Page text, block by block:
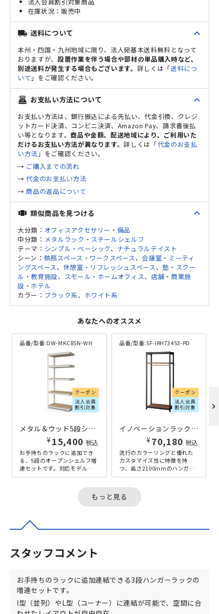
販売中
local_shipping 送料について expand_less
本州・四国・九州地域に限り、法人宛基本送料無料となって
おりますが、 設置作業を伴う場合や部材の単品購入時など、
別途送料が発生する場合もございます。 詳しくは「送料につ
いて 」をご確認ください。
point_of_sale お支払い方法について expand_less
お支払い方法は、銀行振込による先払い、代金引換、クレジ
ットカード決済、コンビニ決済、Amazon Pay、請求書後払
い等となります。商品や金額、配送地域により、ご利用いた
だけるお支払い方法が異なります。詳しくは「代金のお支払
い方法 」をご確認ください。
→ ご購入までの流れ
→代金のお支払い方法
→ 商品の返品について
view_carousel 類似商品を見つける expand_less
大分類： オフィスアクセサリー・備品
中分類： メタルラック・スチールシェルフ
テーマ： シンプル・ベーシック、 ナチュラルテイスト
シーン： 執務スペース・ワークスペース 、会議室・ミーティ
ングスペース 、 休憩室・リフレッシュスペース 、塾・スクー
ル・教育施設、 スモール・ホームオフィス、 店舗・商業施
設・ホテル
カラー： ブラック系、 ホワイト系
あなたへのオススメ
品番/型番:DW-MKC85N-WH
クーポン
法人会員
割引対象
メタル＆ウッド5段シェルフ コーナー連結タイプ W810×D410×H1800 ホワイト
¥ 15,400 税込
お手持ちのラックに追加でき
る、5段のオープンシェルフ増
連セットです。対応モデルに
連結することで、収納スペー
品番/型番:SF-IRH73453-PD
クーポン
法人会員
割引対象
イノベーションラック 木棚ハンガータイプ W940×D450×H2100 チーク
¥ 70,180 税込
流行のカラーリングと優れた
カスタマイズ性に特徴を持
つ、高さ2100mmのハンガー
付きラックです。その名の通
調オフィ...
chevron_right
もっと見る
スタッフコメント
お手持ちのラックに追加連結できる3段ハンガーラックの
増連セットです。
I型（並列）やL型（コーナー）に連結が可能で、空間に合